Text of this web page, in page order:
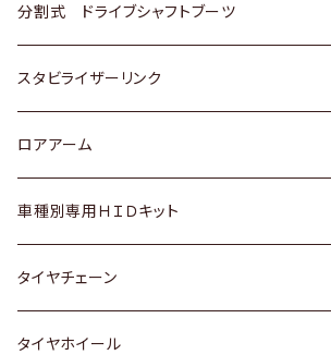
三菱
スバル
スバル
日産
いすゞ
ダイハツ
マツダ
三菱
スバル
ホンダ
スズキ
日産
ダイハツ
マツダ
三菱
トヨタ
ホンダ
スズキ
日産
いすゞ
ダイハツ
分割式 ドライブシャフトブーツ
トヨタ
ホンダ
スズキ
日産
ダイハツ
スタビライザーリンク
トヨタ
ホンダ
スズキ
日産
ロアアーム
ホンダ
スズキ
日産
車種別専用ＨＩＤキット
トヨタ
マツダ
タイヤチェーン
タイヤホイール